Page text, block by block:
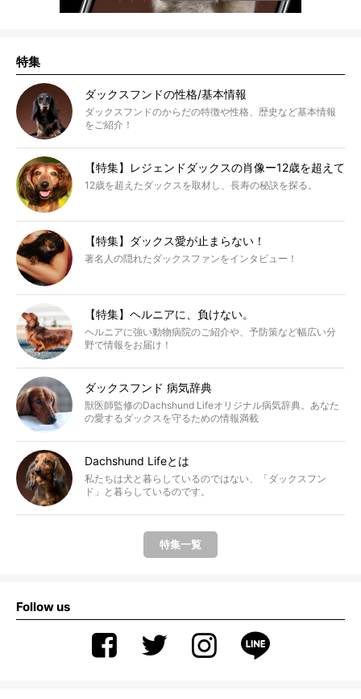
特集
ダックスフンドの性格/基本情報
ダックスフンドのからだの特徴や性格、歴史など基本情報
をご紹介！
【特集】レジェンドダックスの肖像ー12歳を超えて
12歳を超えたダックスを取材し、長寿の秘訣を探る。
【特集】ダックス愛が止まらない！
著名人の隠れたダックスファンをインタビュー！
【特集】ヘルニアに、負けない。
ヘルニアに強い動物病院のご紹介や、予防策など幅広い分
野で情報をお届け！
ダックスフンド 病気辞典
獣医師監修のDachshund Lifeオリジナル病気辞典。あなた
の愛するダックスを守るための情報満載
Dachshund Lifeとは
私たちは犬と暮らしているのではない、「ダックスフン
ド」と暮らしているのです。
特集一覧
Follow us